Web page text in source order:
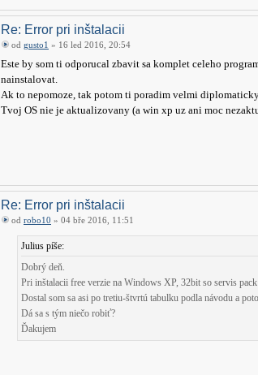
Re: Error pri inštalacii
od gusto1 » 16 led 2016, 20:54
Este by som ti odporucal zbavit sa komplet celeho
nainstalovat.
Ak to nepomoze, tak potom ti poradim velmi
Tvoj OS nie je aktualizovany (a win xp uz ani moc
Re: Error pri inštalacii
od robo10 » 04 bře 2016, 11:51
Julius píše:
Dobrý deň.
Pri inštalacii free verzie na Windows XP, 32bit so servis
Dostal som sa asi po tretiu-štvrtú tabulku podla návodu a
Dá sa s tým niečo robiť?
Ďakujem